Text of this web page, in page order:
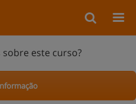
este curso?